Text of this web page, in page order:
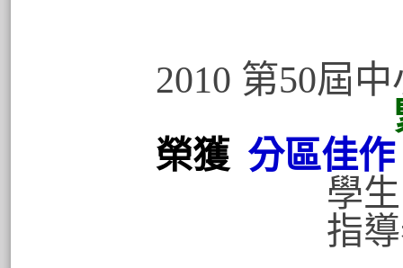
2010 第50屆
榮獲 分區佳作
學生:張
指導老師